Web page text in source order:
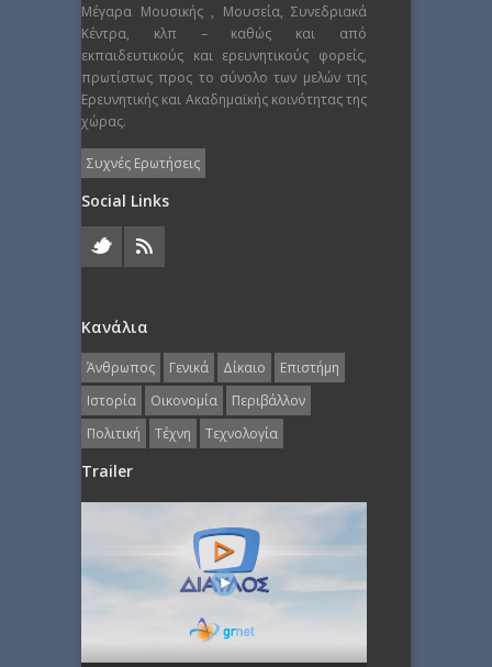
Μέγαρα Μουσικής , Μουσεία, Συνεδριακά
Κέντρα, κλπ – καθώς και από
εκπαιδευτικούς και ερευνητικούς φορείς,
πρωτίστως προς το σύνολο των μελών της
Ερευνητικής και Ακαδημαϊκής κοινότητας της
χώρας.
Συχνές Ερωτήσεις
Social Links
Κανάλια
Άνθρωπος Γενικά Δίκαιο
Επιστήμη
Ιστορία
Οικονομία
Περιβάλλον
Πολιτική
Τέχνη Τεχνολογία
Trailer